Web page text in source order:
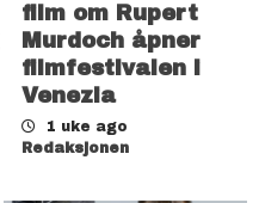
film om Rupert
Murdoch åpner
filmfestivalen i
Venezia
1 uke ago
Redaksjonen